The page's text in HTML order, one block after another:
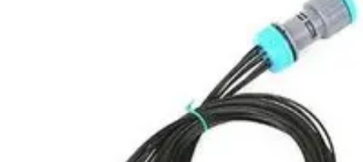
Installation et